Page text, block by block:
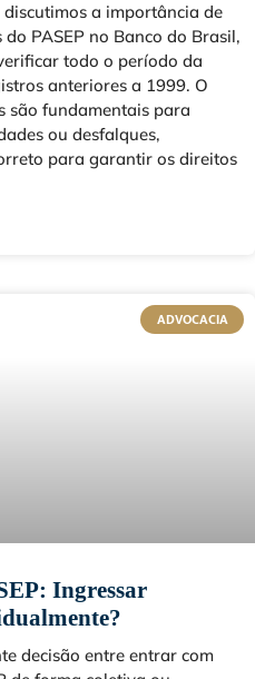
a importância de
PASEP no Banco do Brasil,
todo o período da
anteriores a 1999. O
são fundamentais para
ou desfalques,
para garantir os direitos
ADVOCACIA
Ingressar
decisão entre entrar com